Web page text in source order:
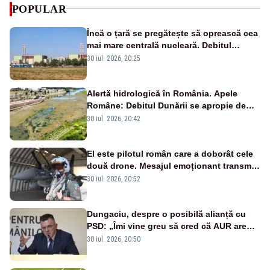
POPULAR
Încă o țară se pregătește să oprească cea
mai mare centrală nucleară. Debitul
Dunării a ajuns la un nivel critic
30 iul. 2026, 20:25
Alertă hidrologică în România. Apele
Române: Debitul Dunării se apropie de
minimul istoric
30 iul. 2026, 20:42
El este pilotul român care a doborât cele
două drone. Mesajul emoționant transmis
românilor - VIDEO
30 iul. 2026, 20:52
Dungaciu, despre o posibilă alianță cu
PSD: „Îmi vine greu să cred că AUR are
încredere că PSD se va ține de cuvânt”
30 iul. 2026, 20:50